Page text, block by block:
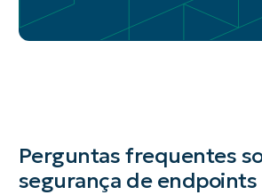
Perguntas frequentes
segurança de endpoints